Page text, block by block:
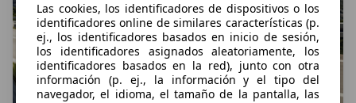
Las cookies, los identificadores de dispositivos o los
identificadores online de similares características (p.
ej., los identificadores basados en inicio de sesión,
los identificadores asignados aleatoriamente, los
identificadores basados en la red), junto con otra
información (p. ej., la información y el tipo del
navegador, el idioma, el tamaño de la pantalla, las